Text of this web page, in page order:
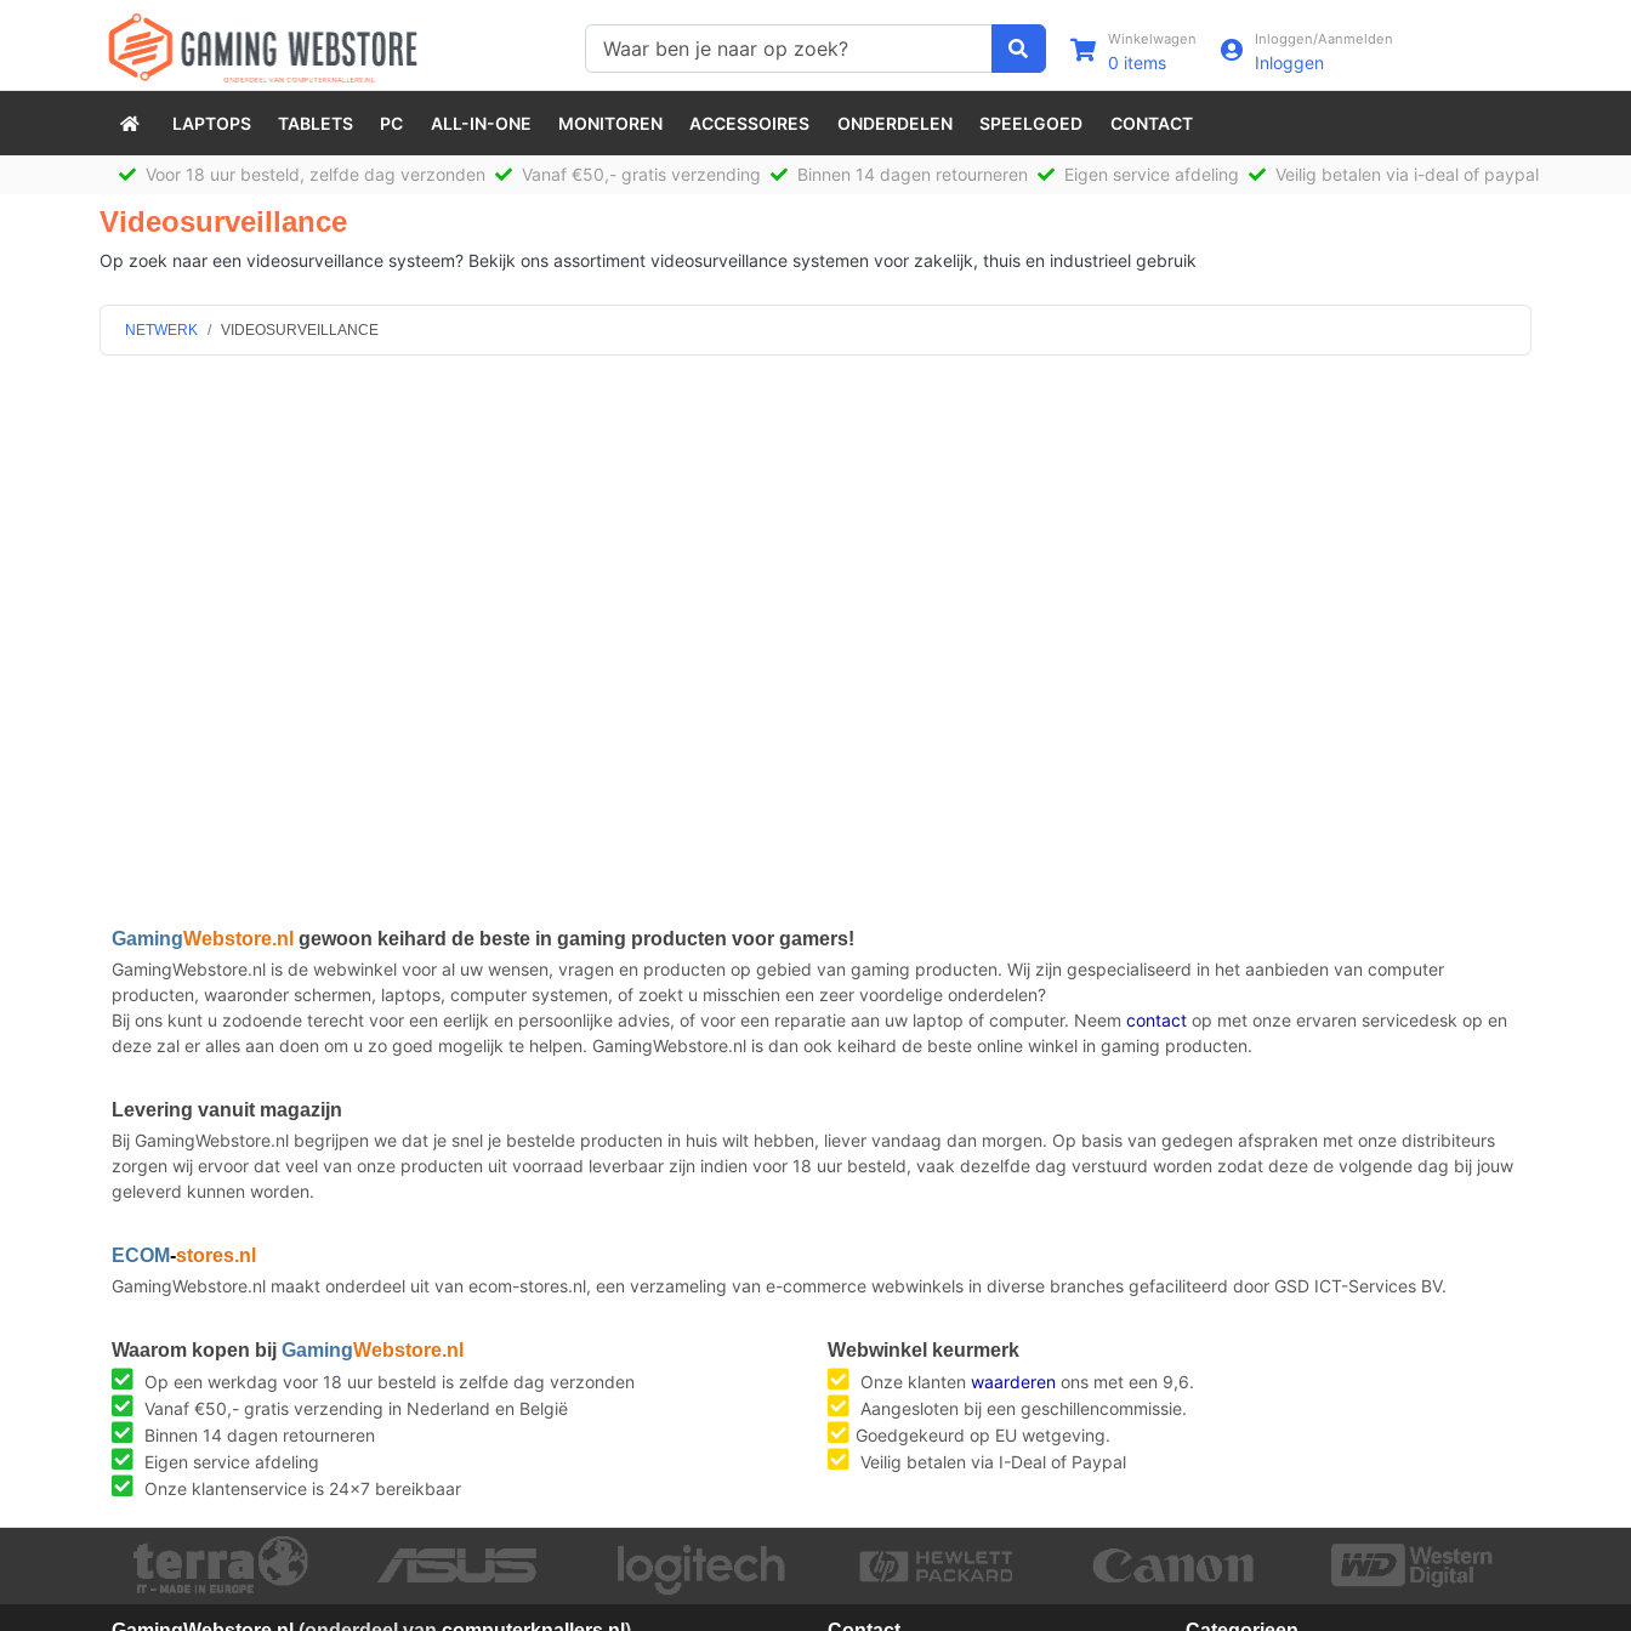
Winkelwagen
0 items
Inloggen/Aanmelden
Inloggen
LAPTOPS TABLETS PC ALL-IN-ONE MONITOREN ACCESSOIRES ONDERDELEN SPEELGOED CONTACT
Voor 18 uur besteld, zelfde dag verzonden Vanaf €50,- gratis verzending Binnen 14 dagen retourneren Eigen service afdeling Veilig betalen via i-deal of paypal
Videosurveillance
Op zoek naar een videosurveillance systeem? Bekijk ons assortiment videosurveillance systemen voor zakelijk, thuis en industrieel gebruik
NETWERK VIDEOSURVEILLANCE
GamingWebstore.nl gewoon keihard de beste in gaming producten voor gamers!
GamingWebstore.nl is de webwinkel voor al uw wensen, vragen en producten op gebied van gaming producten. Wij zijn gespecialiseerd in het aanbieden van computer
producten, waaronder schermen, laptops, computer systemen, of zoekt u misschien een zeer voordelige onderdelen?
Bij ons kunt u zodoende terecht voor een eerlijk en persoonlijke advies, of voor een reparatie aan uw laptop of computer. Neem contact op met onze ervaren servicedesk op en
deze zal er alles aan doen om u zo goed mogelijk te helpen. GamingWebstore.nl is dan ook keihard de beste online winkel in gaming producten.
Levering vanuit magazijn
Bij GamingWebstore.nl begrijpen we dat je snel je bestelde producten in huis wilt hebben, liever vandaag dan morgen. Op basis van gedegen afspraken met onze distribiteurs
zorgen wij ervoor dat veel van onze producten uit voorraad leverbaar zijn indien voor 18 uur besteld, vaak dezelfde dag verstuurd worden zodat deze de volgende dag bij jouw
geleverd kunnen worden.
ECOM-stores.nl
GamingWebstore.nl maakt onderdeel uit van ecom-stores.nl, een verzameling van e-commerce webwinkels in diverse branches gefaciliteerd door GSD ICT-Services BV.
Waarom kopen bij GamingWebstore.nl
Op een werkdag voor 18 uur besteld is zelfde dag verzonden
Vanaf €50,- gratis verzending in Nederland en België
Binnen 14 dagen retourneren
Eigen service afdeling
Onze klantenservice is 24x7 bereikbaar
Webwinkel keurmerk
Onze klanten waarderen ons met een 9,6.
Aangesloten bij een geschillencommissie.
Goedgekeurd op EU wetgeving.
Veilig betalen via I-Deal of Paypal